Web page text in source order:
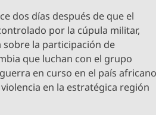
dos días después de que el
por la cúpula militar,
la participación de
que luchan con el grupo
en curso en el país
en la estratégica región